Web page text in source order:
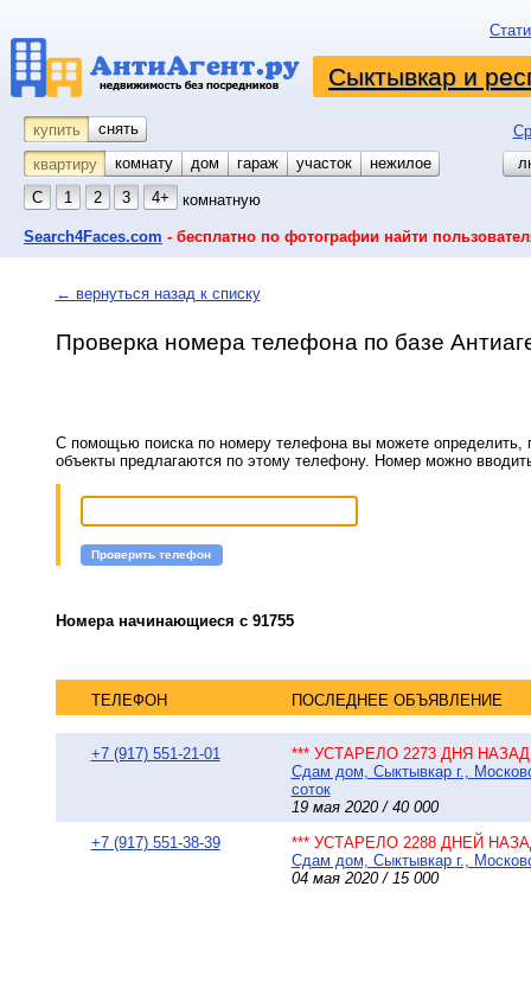
Сыктывкар и
купить снять
квартиру
комнату койко-место
дом гараж участок
нежилое
С
1 2 3 4+ комнатную
Search4Faces.com - бесплатно по фотографии найти
← вернуться назад к списку
Проверка номера телефона по базе
С помощью поиска по номеру телефона вы можете определить,
объекты предлагаются по этому телефону. Номер можно
Проверить телефон
Номера начинающиеся с 91755
ТЕЛЕФОН ПОСЛЕДНЕЕ ОБЪЯВЛЕНИЕ
+7 (917) 551-21-01
*** УСТАРЕЛО 2273 ДНЯ НАЗАД
Сдам дом, Сыктывкар г.,
соток
19 мая 2020 / 40 000
+7 (917) 551-38-39
*** УСТАРЕЛО 2288 ДНЕЙ
Сдам дом, Сыктывкар г.,
04 мая 2020 / 15 000